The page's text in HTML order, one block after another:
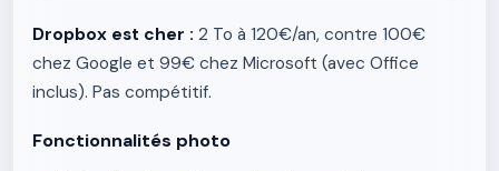
Dropbox est cher : 2 To à 120€/an, contre 100€
chez Google et 99€ chez Microsoft (avec Office
inclus). Pas compétitif.
Fonctionnalités photo